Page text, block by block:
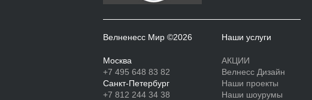
Наши услуги
АКЦИИ
Велнесс Дизайн
Наши проекты
Наши шоурумы
Велненесс Мир ©2026
Москва
+7 495 648 83 82
Санкт-Петербург
+7 812 244 34 38